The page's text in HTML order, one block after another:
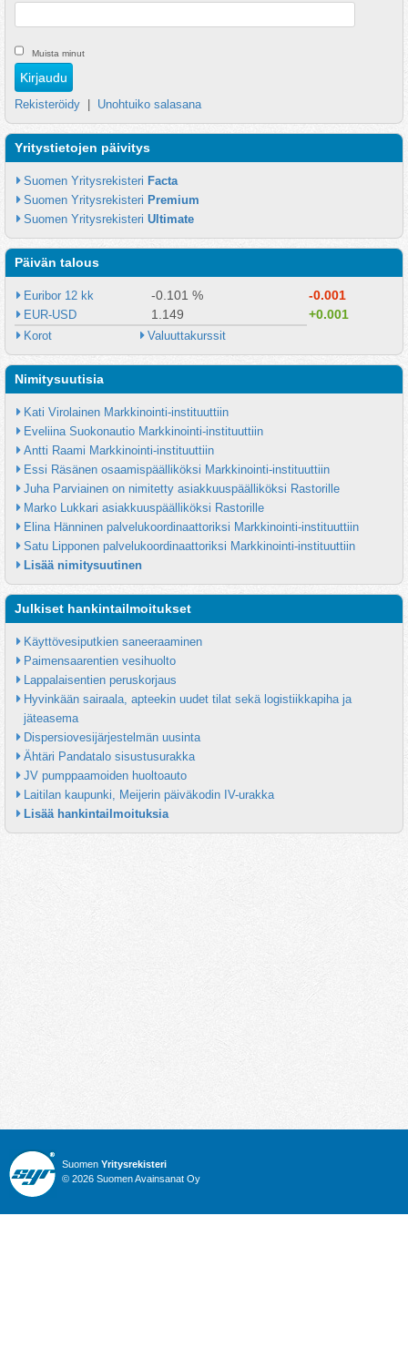
Muista minut
Rekisteröidy Unohtuiko salasana
Yritystietojen päivitys
Suomen Yritysrekisteri Facta
Suomen Yritysrekisteri Premium
Suomen Yritysrekisteri Ultimate
Päivän talous
Euribor 12 kk -0.101 % -0.001
EUR-USD 1.149 +0.001
Korot Valuuttakurssit
Nimitysuutisia
Kati Virolainen Markkinointi-instituuttiin
Eveliina Suokonautio Markkinointi-instituuttiin
Antti Raami Markkinointi-instituuttiin
Essi Räsänen osaamispäälliköksi Markkinointi-instituuttiin
Juha Parviainen on nimitetty asiakkuuspäälliköksi Rastorille
Marko Lukkari asiakkuuspäälliköksi Rastorille
Elina Hänninen palvelukoordinaattoriksi Markkinointi-instituuttiin
Satu Lipponen palvelukoordinaattoriksi Markkinointi-instituuttiin
Lisää nimitysuutinen
Julkiset hankintailmoitukset
Käyttövesiputkien saneeraaminen
Paimensaarentien vesihuolto
Lappalaisentien peruskorjaus
Hyvinkään sairaala, apteekin uudet tilat sekä logistiikkapiha ja
jäteasema
Dispersiovesijärjestelmän uusinta
Ähtäri Pandatalo sisustusurakka
JV pumppaamoiden huoltoauto
Laitilan kaupunki, Meijerin päiväkodin IV-urakka
Lisää hankintailmoituksia
Suomen Yritysrekisteri
© 2026 Suomen Avainsanat Oy